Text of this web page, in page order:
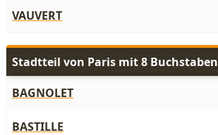
VAUVERT
Stadtteil von Paris mit 8 Buchstaben
BAGNOLET
BASTILLE